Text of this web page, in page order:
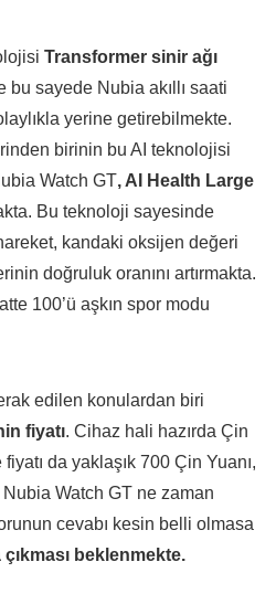
Transformer sinir ağı
bu sayede Nubia akıllı saati
yerine getirebilmekte.
birinin bu AI teknolojisi
Watch GT, AI Health Large
Bu teknoloji sayesinde
kandaki oksijen değeri
doğruluk oranını artırmakta.
100’ü aşkın spor modu
edilen konulardan biri
fiyatı. Cihaz hali hazırda Çin
fiyatı da yaklaşık 700 Çin Yuanı,
Nubia Watch GT ne zaman
cevabı kesin belli olmasa
beklenmekte.